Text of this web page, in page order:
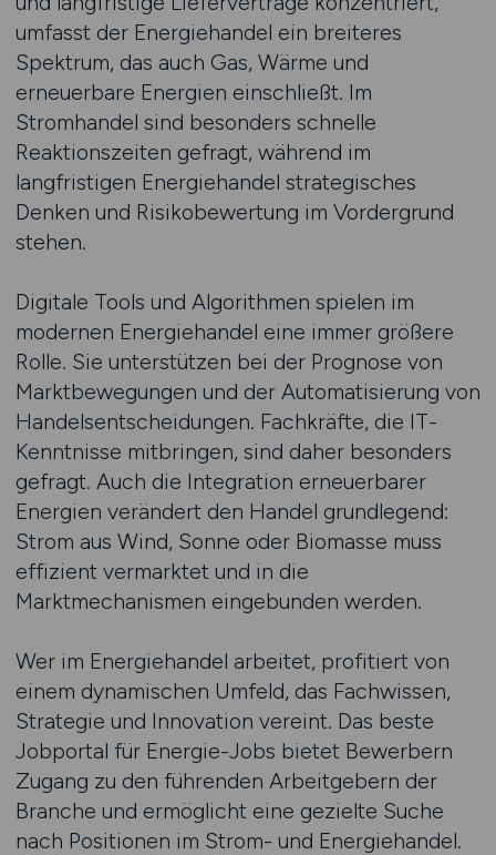
umfasst der Energiehandel ein breiteres
Spektrum, das auch Gas, Wärme und
erneuerbare Energien einschließt. Im
Stromhandel sind besonders schnelle
Reaktionszeiten gefragt, während im
langfristigen Energiehandel strategisches
Denken und Risikobewertung im Vordergrund
stehen.
Digitale Tools und Algorithmen spielen im
modernen Energiehandel eine immer größere
Rolle. Sie unterstützen bei der Prognose von
Marktbewegungen und der Automatisierung von
Handelsentscheidungen. Fachkräfte, die IT-
Kenntnisse mitbringen, sind daher besonders
gefragt. Auch die Integration erneuerbarer
Energien verändert den Handel grundlegend:
Strom aus Wind, Sonne oder Biomasse muss
effizient vermarktet und in die
Marktmechanismen eingebunden werden.
Wer im Energiehandel arbeitet, profitiert von
einem dynamischen Umfeld, das Fachwissen,
Strategie und Innovation vereint. Das beste
Jobportal für Energie-Jobs bietet Bewerbern
Zugang zu den führenden Arbeitgebern der
Branche und ermöglicht eine gezielte Suche
nach Positionen im Strom- und Energiehandel.